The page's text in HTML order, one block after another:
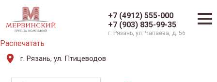
+7 (4912) 555-000
+7 (903) 835-99-35
г. Рязань, ул. Чапаева, д. 56
Распечатать
г. Рязань, ул. Птицеводов